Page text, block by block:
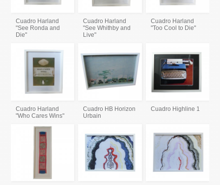
Cuadro Harland
"See Ronda and
Die"
Cuadro Harland
"See Whithby and
Live"
Cuadro Harland
"Too Cool to Die"
Cuadro Harland
"Who Cares Wins"
Cuadro HB Horizon
Urbain
Cuadro Highline 1